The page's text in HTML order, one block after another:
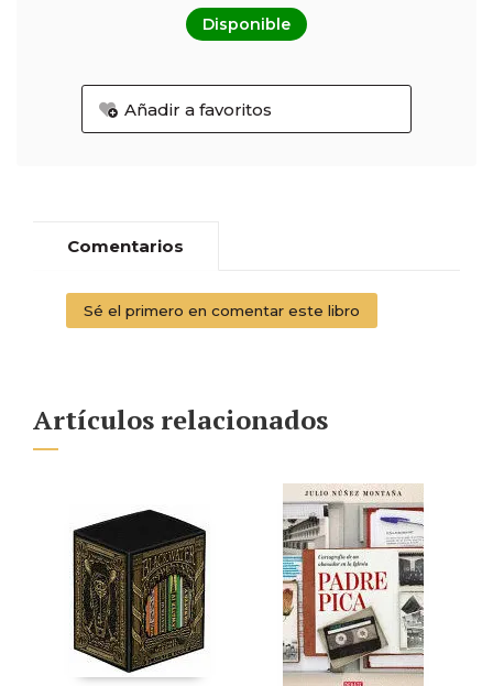
Disponible
Añadir a favoritos
Comentarios
Sé el primero en comentar este libro
Artículos relacionados